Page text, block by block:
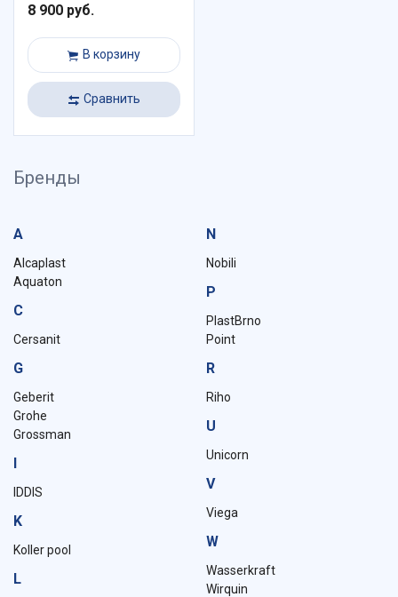
8 900 руб.
В корзину
Сравнить
Бренды
A
Alcaplast
Aquaton
C
Cersanit
G
Geberit
Grohe
Grossman
I
IDDIS
K
Koller pool
L
N
Nobili
P
PlastBrno
Point
R
Riho
U
Unicorn
V
Viega
W
Wasserkraft
Wirquin